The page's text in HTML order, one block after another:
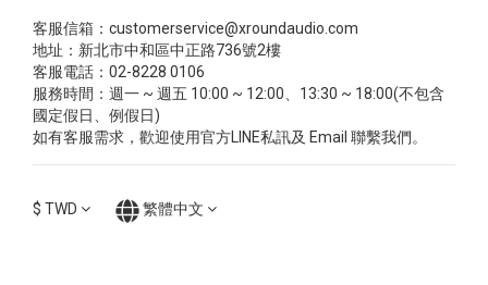
客服信箱：customerservice@xroundaudio.com
地址：新北市中和區中正路736號2樓
客服電話：02-8228 0106
服務時間：週一 ~ 週五 10:00 ~ 12:00、13:30 ~ 18:00(不包含
國定假日、例假日)
如有客服需求，歡迎使用官方LINE私訊及 Email 聯繫我們。
$ TWD 繁體中文